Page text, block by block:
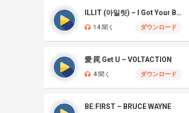
ILLIT (아일릿) – I Got Your Back
14 聞く ダウンロード
愛 罠 Get U – VOLTACTION
4 聞く ダウンロード
BE:FIRST – BRUCE WAYNE